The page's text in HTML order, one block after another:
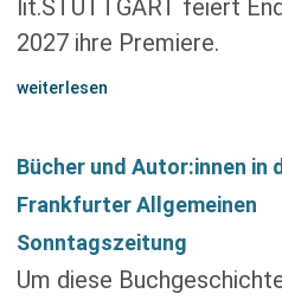
lit.STUTTGART feiert
2027 ihre Premiere.
weiterlesen
Bücher und Autor:innen in
Frankfurter Allgemeinen
Sonntagszeitung
Um diese